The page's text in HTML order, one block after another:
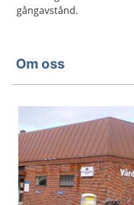
gångavstånd.
Om oss